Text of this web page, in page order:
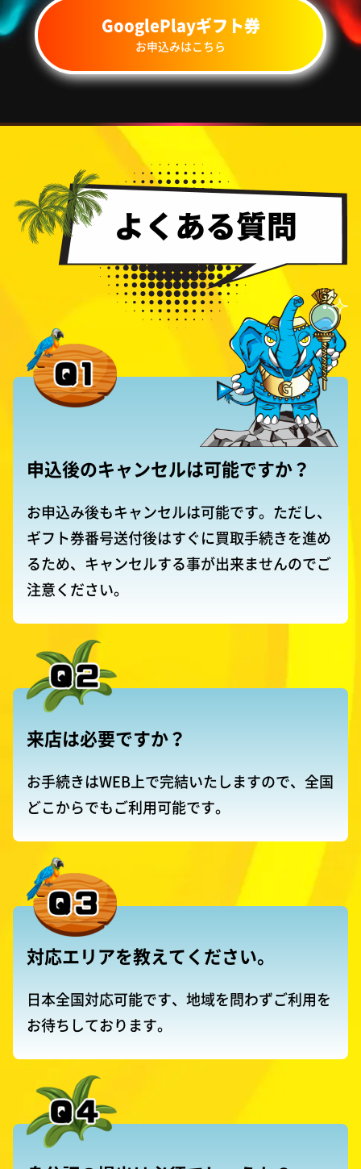
GooglePlayギフト券
お申込みはこちら
申込後のキャンセルは可能ですか？
お申込み後もキャンセルは可能です。ただし、
ギフト券番号送付後はすぐに買取手続きを進め
るため、キャンセルする事が出来ませんのでご
注意ください。
来店は必要ですか？
お手続きはWEB上で完結いたしますので、全国
どこからでもご利用可能です。
対応エリアを教えてください。
日本全国対応可能です、地域を問わずご利用を
お待ちしております。